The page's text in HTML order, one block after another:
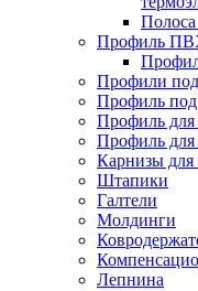
Полоса
Профиль
Профили
Профиль под
Профиль для
Профиль для
Карнизы
Штапики
Галтели
Молдинги
Лепнина